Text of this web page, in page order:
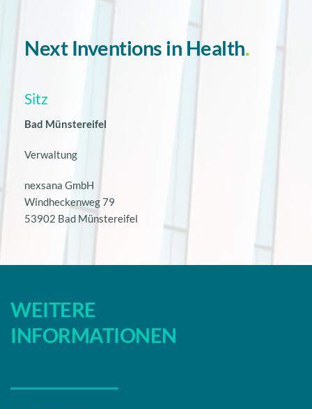
Next Inventions in Health.
Sitz
Bad Münstereifel
Verwaltung
nexsana GmbH
Windheckenweg 79
53902 Bad Münstereifel
WEITERE
INFORMATIONEN